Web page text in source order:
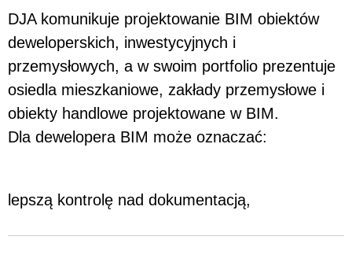
DJA komunikuje projektowanie BIM obiektów
deweloperskich, inwestycyjnych i
przemysłowych, a w swoim portfolio prezentuje
osiedla mieszkaniowe, zakłady przemysłowe i
obiekty handlowe projektowane w BIM.
Dla dewelopera BIM może oznaczać:
lepszą kontrolę nad dokumentacją,